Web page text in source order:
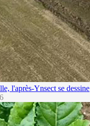
l'après-Ynsect se dessine